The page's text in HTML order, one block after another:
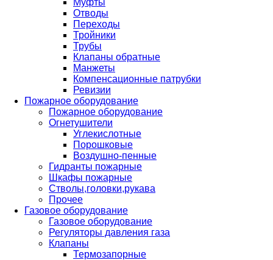
Муфты
Отводы
Переходы
Тройники
Трубы
Клапаны обратные
Манжеты
Компенсационные патрубки
Ревизии
Пожарное оборудование
Пожарное оборудование
Огнетушители
Углекислотные
Порошковые
Воздушно-пенные
Гидранты пожарные
Шкафы пожарные
Стволы,головки,рукава
Прочее
Газовое оборудование
Газовое оборудование
Регуляторы давления газа
Клапаны
Термозапорные